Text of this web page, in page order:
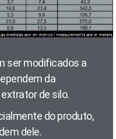
ser modificados a
da
de silo.
do produto,
dele.